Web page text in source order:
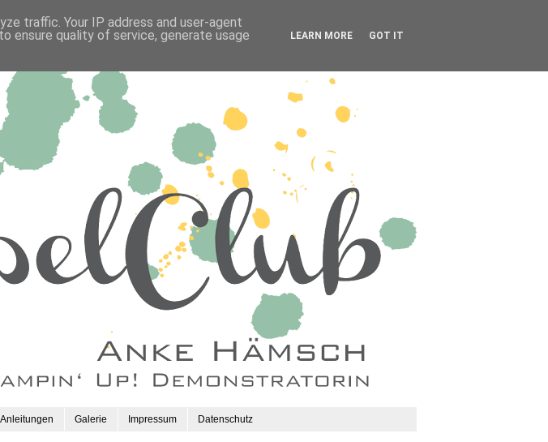
Anleitungen Galerie Impressum Datenschutz
traffic. Your IP address and user-agent
ensure quality of service, generate usage
LEARN MORE GOT IT